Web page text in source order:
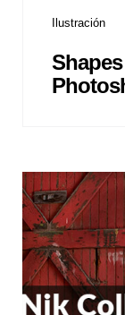
Ilustración